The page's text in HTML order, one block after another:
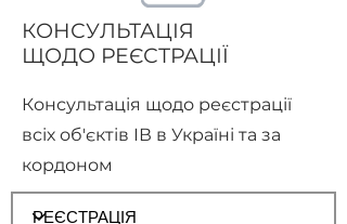
КОНСУЛЬТАЦІЯ
ЩОДО РЕЄСТРАЦІЇ
Консультація щодо реєстрації
всіх об'єктів ІВ в Україні та за
кордоном